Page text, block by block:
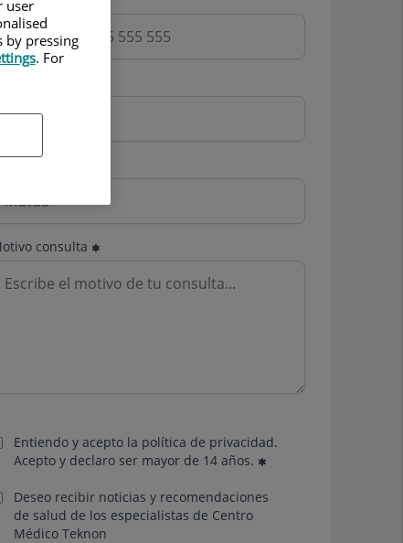
consulta
Entiendo y acepto la política de privacidad.
Acepto y declaro ser mayor de 14 años.
Deseo recibir noticias y recomendaciones
de salud de los especialistas de Centro
Médico Teknon
user
by pressing
. For